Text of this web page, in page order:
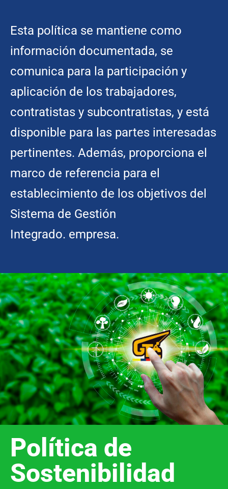
Esta política se mantiene como
información documentada, se
comunica para la participación y
aplicación de los trabajadores,
contratistas y subcontratistas, y está
disponible para las partes interesadas
pertinentes. Además, proporciona el
marco de referencia para el
establecimiento de los objetivos del
Sistema de Gestión
Integrado. empresa.
Política de
Sostenibilidad